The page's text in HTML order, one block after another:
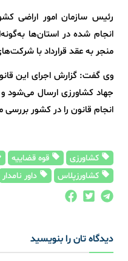
رئیس سازمان امور اراضی
منجر به عقد قرارداد با
وی گفت: گزارش اجرای این
جهاد کشاورزی ارسال می‌شود
انجام قانون را در کشور بررسی
کشاورزی قوه قضاییه
کشاورزپلاس
داور نامدار
دیدگاه تان را بنویسید